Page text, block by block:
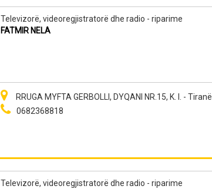
Televizorë, videoregjistratorë dhe radio - riparime
FATMIR NELA
RRUGA MYFTA GERBOLLI, DYQANI NR.15, K. I. - Tiranë
0682368818
Televizorë, videoregjistratorë dhe radio - riparime